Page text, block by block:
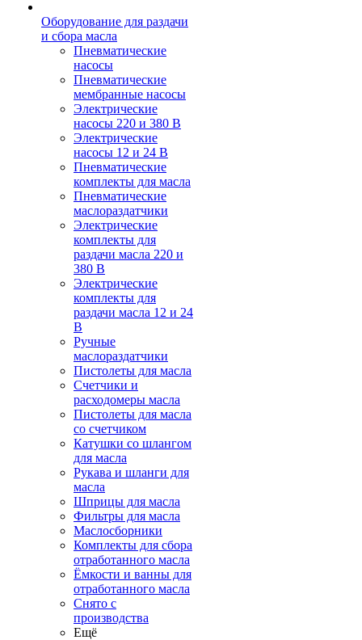
Оборудование для раздачи
и сбора масла
Пневматические
насосы
Пневматические
мембранные насосы
Электрические
насосы 220 и 380 В
Электрические
насосы 12 и 24 В
Пневматические
комплекты для масла
Пневматические
маслораздатчики
Электрические
комплекты для
раздачи масла 220 и
380 В
Электрические
комплекты для
раздачи масла 12 и 24
В
Ручные
маслораздатчики
Пистолеты для масла
Счетчики и
расходомеры масла
Пистолеты для масла
со счетчиком
Катушки со шлангом
для масла
Рукава и шланги для
масла
Шприцы для масла
Фильтры для масла
Маслосборники
Комплекты для сбора
отработанного масла
Ёмкости и ванны для
отработанного масла
Снято с
производства
Ещё